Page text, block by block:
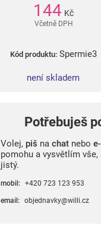
144 Kč
Včetně DPH
Kód produktu: Spermie3
není skladem
Potřebuješ
Volej, piš na chatnebo
pomohu a vysvětlím
jistý.
mobil: +420 723 123 953
email: objednavky@willi.cz